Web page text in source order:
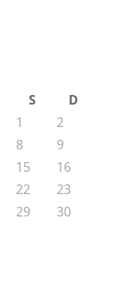
S
D
1
2
8
9
15
16
22
23
29
30